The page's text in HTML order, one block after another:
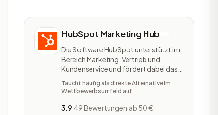
HubSpot Marketing Hub
Die Software HubSpot unterstützt im
Bereich Marketing, Vertrieb und
Kundenservice und fördert dabei das
Wachstum eines Unternehmens.
HubSpot ist in fünf Softwares
HubSpot Sales Hub, HubSpot Service
Taucht häufig als direkte Alternative im
Wettbewerbsumfeld auf.
3.9·49 Bewertungen·ab 50 €